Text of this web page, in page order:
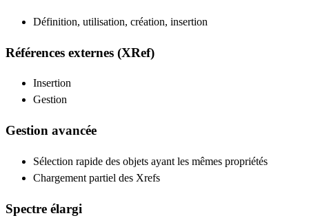
Définition, utilisation, création, insertion
Références externes (XRef)
Insertion
Gestion
Gestion avancée
Sélection rapide des objets ayant les mêmes propriétés
Chargement partiel des Xrefs
Spectre élargi